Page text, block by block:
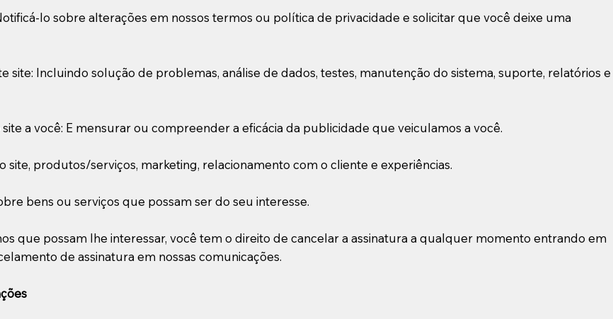
lo sobre alterações em nossos termos ou política de privacidade e solicitar que você deixe uma
site: Incluindo solução de problemas, análise de dados, testes, manutenção do sistema, suporte, relatórios e
a você: E mensurar ou compreender a eficácia da publicidade que veiculamos a você.
site, produtos/serviços, marketing, relacionamento com o cliente e experiências.
bens ou serviços que possam ser do seu interesse.
que possam lhe interessar, você tem o direito de cancelar a assinatura a qualquer momento entrando em
de assinatura em nossas comunicações.